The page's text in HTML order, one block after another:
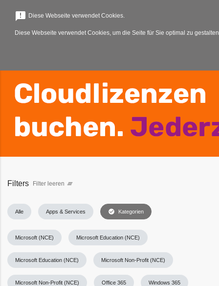
menu
Filters Filter leeren clear_all
Alle Apps & Services check_circle Kategorien
Microsoft (NCE) Microsoft Education (NCE)
Microsoft Education (NCE) Microsoft Non-Profit (NCE)
Microsoft Non-Profit (NCE) Office 365 Windows 365
announcement Diese Webseite verwendet Cookies.
Diese Webseite verwendet Cookies, um die Seite für Sie optimal zu